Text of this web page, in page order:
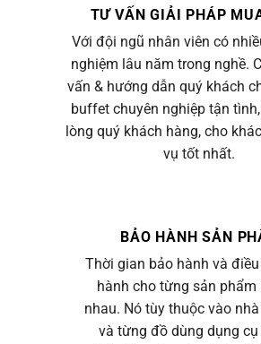
TƯ VẤN GIẢI PHÁP
Với đội ngũ nhân viên có
nghiệm lâu năm trong nghề.
vấn & hướng dẫn quý khách
buffet chuyên nghiệp tận
lòng quý khách hàng, cho
vụ tốt nhất.
BẢO HÀNH SẢN
Thời gian bảo hành và
hành cho từng sản phẩm
nhau. Nó tùy thuộc vào
và từng đồ dùng dụng